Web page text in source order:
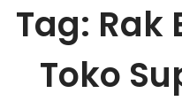
Tag: Rak
Toko